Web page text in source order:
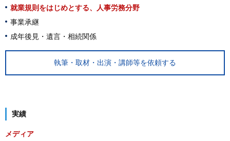
就業規則をはじめとする、人事労務分野
事業承継
成年後見・遺言・相続関係
執筆・取材・出演・講師等を依頼する
実績
メディア